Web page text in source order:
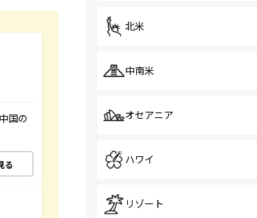
国の
る
北米
中南米
オセアニア
ハワイ
リゾート